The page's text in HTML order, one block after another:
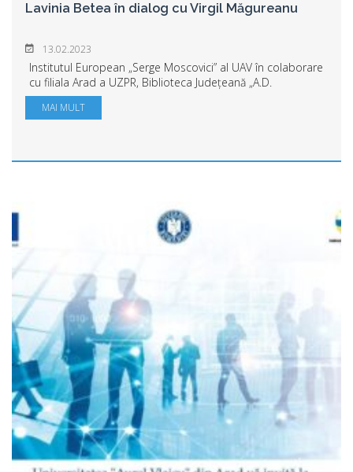
Lavinia Betea în dialog cu Virgil Măgureanu
13.02.2023
Institutul European „Serge Moscovici” al UAV în colaborare
cu filiala Arad a UZPR, Biblioteca Județeană „A.D.
Xenopol”și Librăria Corina vă invită să participați la
dezbaterea „1989-Fețele schimbării”...
MAI MULT